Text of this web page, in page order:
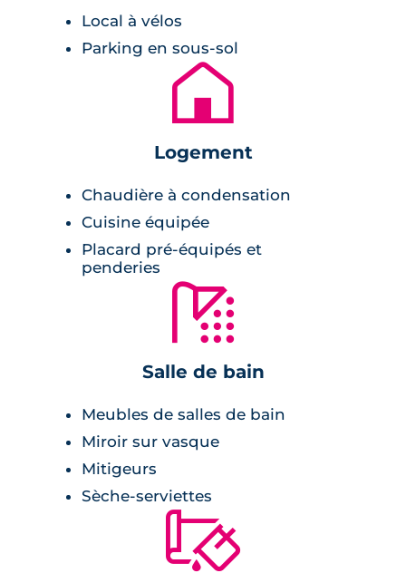
Local à vélos
Parking en sous-sol
🏚
Logement
Chaudière à condensation
Cuisine équipée
Placard pré-équipés et
penderies
🚿
Salle de bain
Meubles de salles de bain
Miroir sur vasque
Mitigeurs
Sèche-serviettes
🔨